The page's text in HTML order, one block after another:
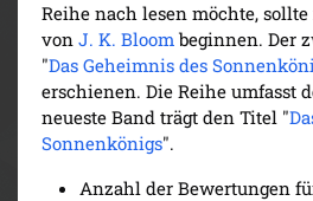
Reihe nach lesen möchte,
von J. K. Bloom beginnen. Der
"Das Geheimnis des
erschienen. Die Reihe umfasst
neueste Band trägt den Titel "
Sonnenkönigs".
Anzahl der Bewertungen